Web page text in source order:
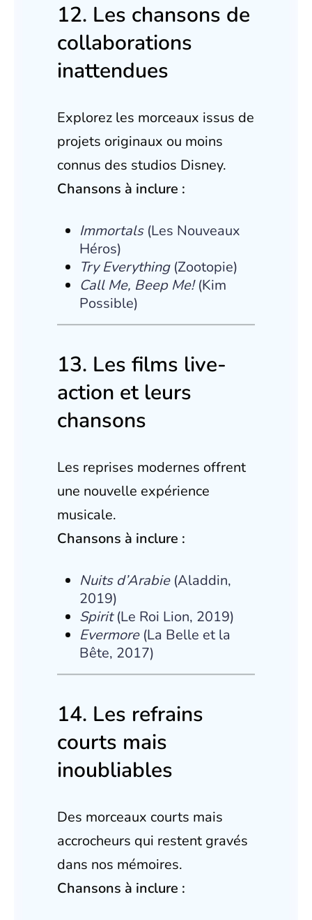
12. Les chansons de
collaborations
inattendues
Explorez les morceaux issus de
projets originaux ou moins
connus des studios Disney.
Chansons à inclure :
Immortals(Les Nouveaux
Héros)
Try Everything(Zootopie)
Call Me, Beep Me!(Kim
Possible)
13. Les films live-
action et leurs
chansons
Les reprises modernes offrent
une nouvelle expérience
musicale.
Chansons à inclure :
Nuits d’Arabie(Aladdin,
2019)
Spirit(Le Roi Lion, 2019)
Evermore(La Belle et la
Bête, 2017)
14. Les refrains
courts mais
inoubliables
Des morceaux courts mais
accrocheurs qui restent gravés
dans nos mémoires.
Chansons à inclure :